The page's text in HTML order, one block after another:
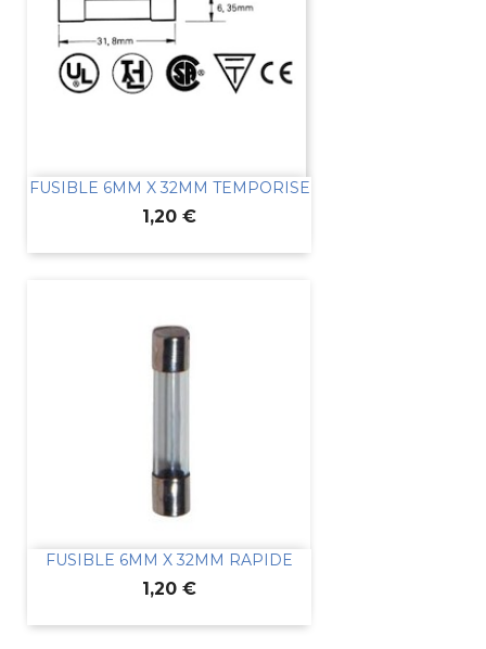
FUSIBLE 6MM X 32MM TEMPORISE
Prix
1,20 €
FUSIBLE 6MM X 32MM RAPIDE
Prix
1,20 €